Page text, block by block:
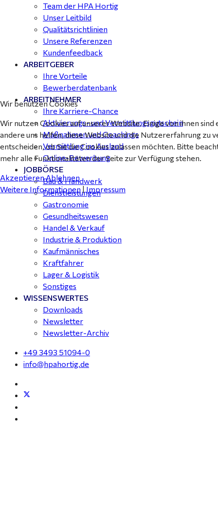
Dessau-Roßlau - ab 18,00 €
Team der HPA Hortig
Unser Leitbild
Qualitätsrichtlinien
Unsere Referenzen
Kundenfeedback
ARBEITGEBER
Ihre Vorteile
Bewerberdatenbank
ARBEITNEHMER
Ihre Karriere-Chance
Aktivierungs- und Vermittlungsgutschein
Maßnahmen und Coachings
Vermittlung ins Ausland
Online-Bewerbung
JOBBÖRSE
Bau & Handwerk
Dienstleistungen
Gastronomie
Gesundheitswesen
Handel & Verkauf
Industrie & Produktion
Kaufmännisches
Kraftfahrer
Lager & Logistik
Sonstiges
WISSENSWERTES
Downloads
Newsletter
Newsletter-Archiv
+49 3493 51094-0
info@hpahortig.de
Wir benutzen Cookies
Wir nutzen Cookies auf unserer Website. Einige von ihnen
andere uns helfen, diese Website und die Nutzererfahrung zu
entscheiden, ob Sie die Cookies zulassen möchten. Bitte
mehr alle Funktionalitäten der Seite zur Verfügung stehen.
AkzeptierenAblehnen
Weitere Informationen | Impressum